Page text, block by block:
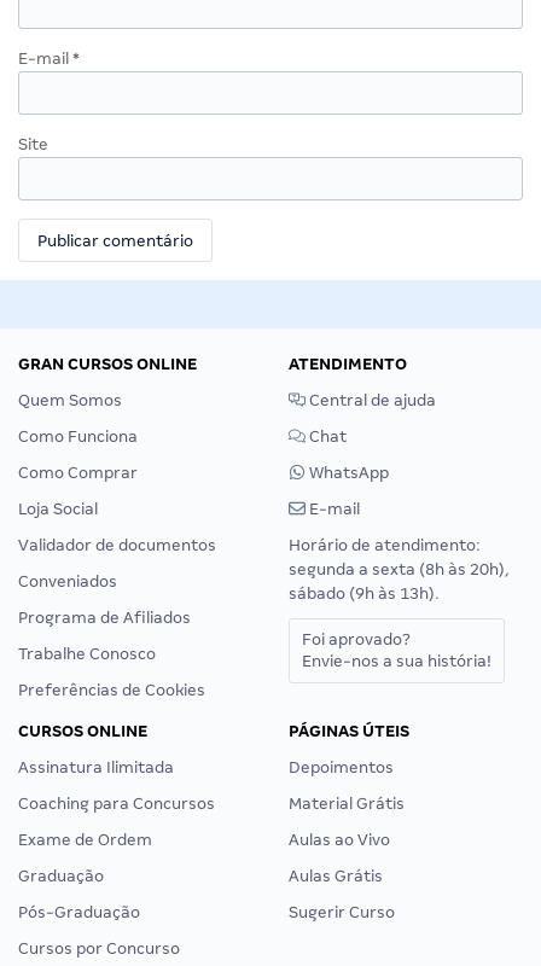
E-mail *
Site
GRAN CURSOS ONLINE
Quem Somos
Como Funciona
Como Comprar
Loja Social
Validador de documentos
Conveniados
Programa de Afiliados
Trabalhe Conosco
Preferências de Cookies
ATENDIMENTO
Central de ajuda
Chat
WhatsApp
E-mail
Horário de atendimento:
segunda a sexta (8h às 20h),
sábado (9h às 13h).
Foi aprovado?
Envie-nos a sua história!
CURSOS ONLINE
Assinatura Ilimitada
Coaching para Concursos
Exame de Ordem
Graduação
Pós-Graduação
Cursos por Concurso
PÁGINAS ÚTEIS
Depoimentos
Material Grátis
Aulas ao Vivo
Aulas Grátis
Sugerir Curso